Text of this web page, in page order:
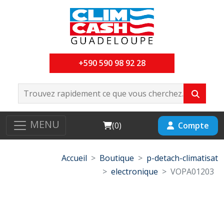
+590 590 98 92 28
MENU Cart
(0) Compte
Accueil Boutique
p-detach-climatisat
electronique
VOPA01203